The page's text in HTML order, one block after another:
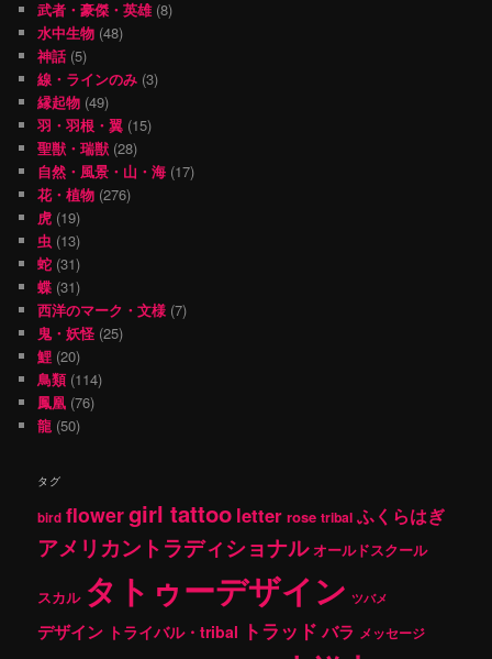
武者・豪傑・英雄(8)
水中生物 (48)
神話 (5)
線・ラインのみ (3)
縁起物 (49)
羽・羽根・翼 (15)
聖獣・瑞獣 (28)
自然・風景・山・海 (17)
花・植物 (276)
虎 (19)
虫 (13)
蛇 (31)
蝶 (31)
西洋のマーク・文様 (7)
鬼・妖怪 (25)
鯉 (20)
鳥類(114)
鳳凰 (76)
龍 (50)
タグ
bird flowergirl tattoo letter rose tribal ふくらはぎ
アメリカントラディショナル オールドスクール
スカル タトゥーデザイン ツバメ
デザイン トライバル・tribal トラッド バラ メッセージ